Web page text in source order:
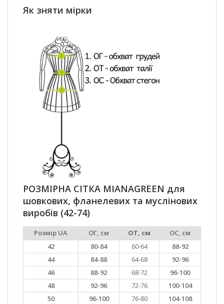
Як зняти мірки
РОЗМІРНА СІТКА MIANAGREEN для
шовкових, фланелевих та муслінових
виробів (42-74)
Розмір UA ОГ, см ОТ, см
ОС, см
42
80-84 60-64
88-92
44
84-88 64-68
92-96
46
88-92 68-72
96-100
48
92-96 72-76
100-104
50
96-100 76-80
104-108